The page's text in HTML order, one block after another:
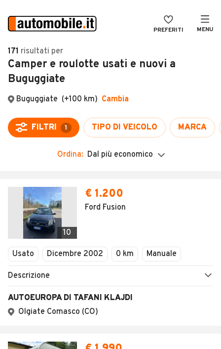
PREFERITI MENU
Auto
Auto usate
Auto Km 0
Auto Nuove
Moto
Camper
Veicoli Commerciali
Concessionari
VENDI
MAGAZINE
ACCEDI
171 risultati per
Camper e roulotte usati e nuovi a
Buguggiate
Ordina: Dal più economico
10
€ 1.200
Ford Fusion
Usato Dicembre 2002 0 km Manuale
Descrizione
AUTOEUROPA DI TAFANI KLAJDI
Olgiate Comasco (CO)